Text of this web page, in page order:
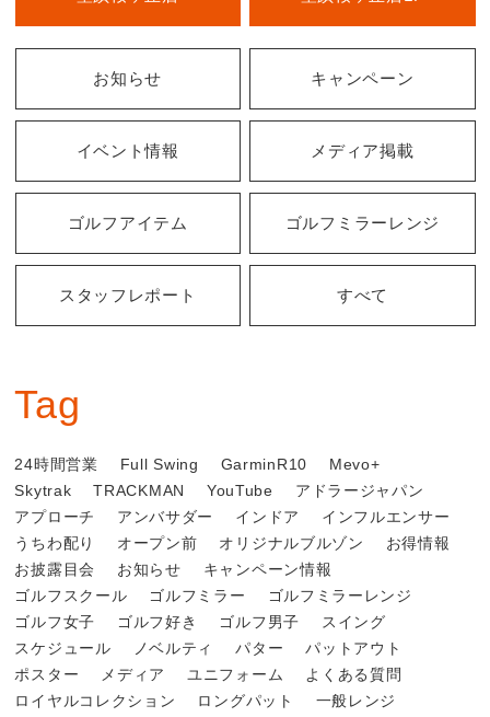
お知らせ キャンペーン
イベント情報 メディア掲載
ゴルフアイテム ゴルフミラーレンジ
スタッフレポート すべて
Tag
24時間営業 Full Swing GarminR10
Mevo+
Skytrak
TRACKMAN YouTube
アドラージャパン
アプローチ
アンバサダー インドア
インフルエンサー
うちわ配り
オープン前 オリジナルブルゾン
お得情報
お披露目会
お知らせ
キャンペーン情報
ゴルフスクール
ゴルフミラー
ゴルフミラーレンジ
ゴルフ女子
ゴルフ好き ゴルフ男子
スイング
スケジュール
ノベルティ パター
パットアウト
ポスター
メディア ユニフォーム
よくある質問
ロイヤルコレクション
ロングパット
一般レンジ